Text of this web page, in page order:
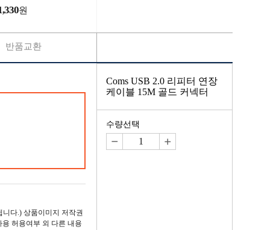
원
다.) 상품이미지 저작권
허용여부 외 다른 내용
반품교환
Coms USB 2.0 리피터 연장
케이블 15M 골드 커넥터
수량선택